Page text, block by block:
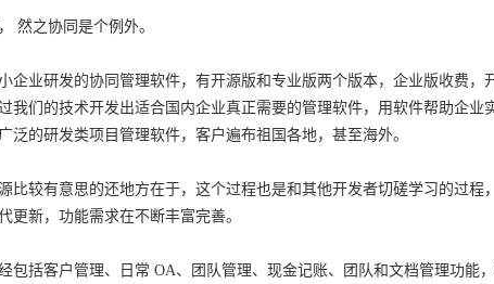
然之协同是个例外。
企业研发的协同管理软件，有开源版和专业版两个版本，企业版收费
我们的技术开发出适合国内企业真正需要的管理软件，用软件帮助企
泛的研发类项目管理软件，客户遍布祖国各地，甚至海外。
比较有意思的还地方在于，这个过程也是和其他开发者切磋学习的过
更新，功能需求在不断丰富完善。
包括客户管理、日常 OA、团队管理、现金记账、团队和文档管理功能